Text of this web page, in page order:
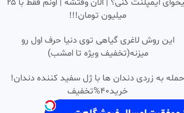
IRمووی
• 10 ماه پیش
2:30:58
فیلم سینمایی فرمول یک ۲۰۲۵
دوبله فارسی | F1 2025
•
فیلم سینمایی تایتانیک با نقش
آفرینی لئوناردو دیکاپریو
میخوای ایمپلنت کنی؟ | الان وقتشه | اونم فقط با ۲۵
میلیون تومان!!!
این روش لاغری گیاهی توی دنیا حرف اول رو
میزنه(تخفیف ویژه تا امشب)
حمله به زردی دندان ها با ژل سفید کننده دندان!
خرید40%تخفیف